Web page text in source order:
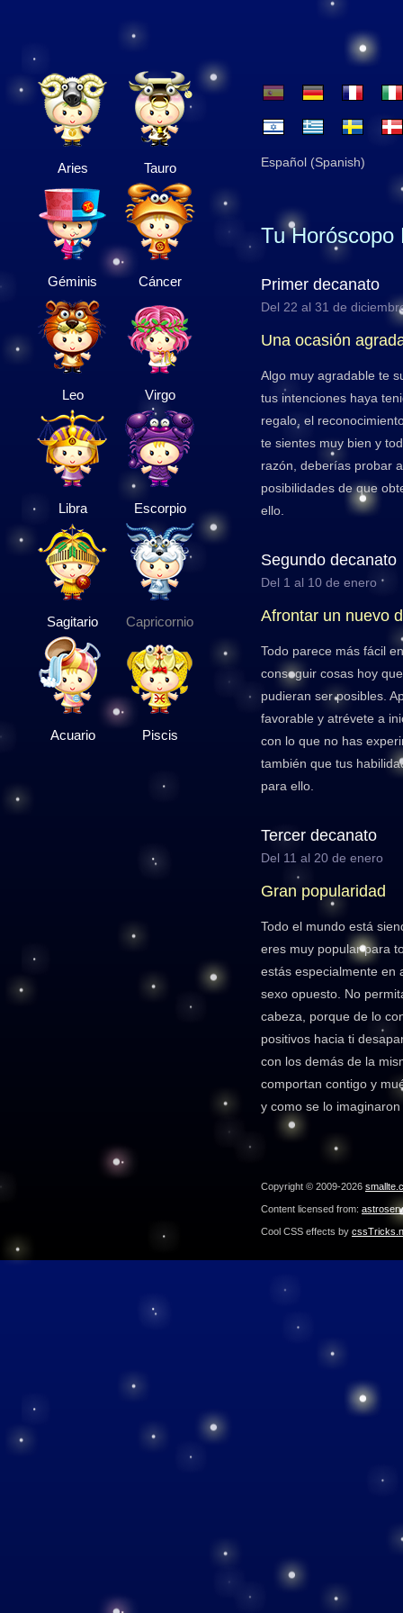
Aries Tauro
Géminis Cáncer
Leo Virgo
Libra Escorpio
Sagitario Capricornio
Acuario Piscis
Español (Spanish)
Tu Horóscopo
Primer decanato
Del 22 al 31 de
Una ocasión
Algo muy agradable te
tus intenciones haya
regalo, el
te sientes muy bien y
razón, deberías probar
posibilidades de que
ello.
Segundo decanato
Del 1 al 10 de enero
Afrontar un nuevo
Todo parece más fácil
conseguir cosas hoy
pudieran ser posibles.
favorable y atrévete a
con lo que no has
también que tus
para ello.
Tercer decanato
Del 11 al 20 de enero
Gran popularidad
Todo el mundo está
eres muy popular para
estás especialmente en
sexo opuesto. No
cabeza, porque de lo
positivos hacia ti
con los demás de la
comportan contigo y
y como se lo
Copyright © 2009-2026
Content licensed from:
Cool CSS effects by